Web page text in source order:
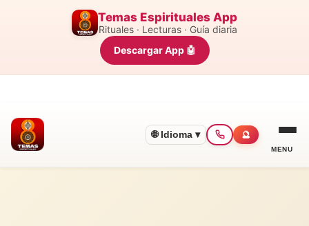
Temas Espirituales App
Rituales · Lecturas · Guía diaria
Descargar App 🤖
🌐 Idioma ▾ 🔮
MENU